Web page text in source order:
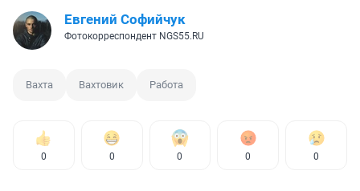
Евгений Софийчук
Фотокорреспондент NGS55.RU
Вахта Вахтовик Работа
0 0 0 0 0